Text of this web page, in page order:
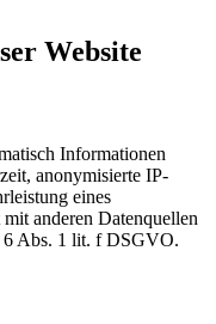
Website
Informationen
anonymisierte IP-
eines
anderen Datenquellen
6 Abs. 1 lit. f DSGVO.